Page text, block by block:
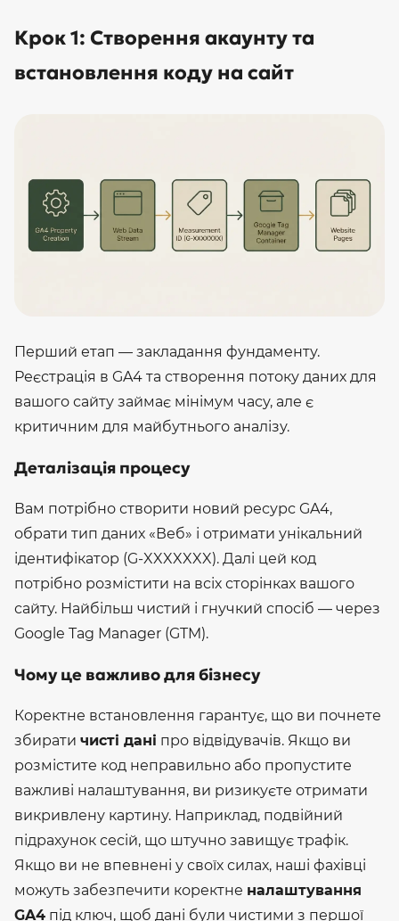
Крок 1: Створення акаунту та
встановлення коду на сайт
Перший етап — закладання фундаменту.
Реєстрація в GA4 та створення потоку даних для
вашого сайту займає мінімум часу, але є
критичним для майбутнього аналізу.
Деталізація процесу
Вам потрібно створити новий ресурс GA4,
обрати тип даних «Веб» і отримати унікальний
ідентифікатор (G-XXXXXXX). Далі цей код
потрібно розмістити на всіх сторінках вашого
сайту. Найбільш чистий і гнучкий спосіб — через
Google Tag Manager (GTM).
Чому це важливо для бізнесу
Коректне встановлення гарантує, що ви почнете
збирати чисті дані про відвідувачів. Якщо ви
розмістите код неправильно або пропустите
важливі налаштування, ви ризикуєте отримати
викривлену картину. Наприклад, подвійний
підрахунок сесій, що штучно завищує трафік.
Якщо ви не впевнені у своїх силах, наші фахівці
можуть забезпечити коректне налаштування
GA4 під ключ, щоб дані були чистими з першої